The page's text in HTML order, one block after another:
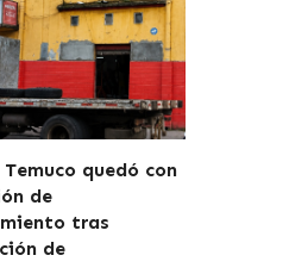
quedó con
de
tras
de